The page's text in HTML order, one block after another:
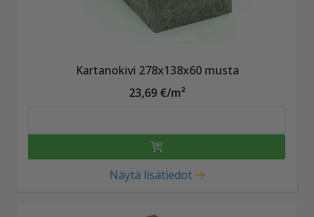
Kartanokivi 278x138x60 musta
23,69 €/m²
Näytä lisätiedot